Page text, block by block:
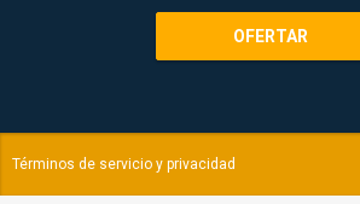
OFERTAR
Términos de servicio y privacidad